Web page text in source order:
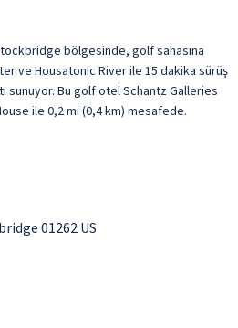
bölgesinde, golf sahasına
ve Housatonic River ile 15 dakika sürüş
sunuyor. Bu golf otel Schantz Galleries
ile 0,2 mi (0,4 km) mesafede.
01262 US